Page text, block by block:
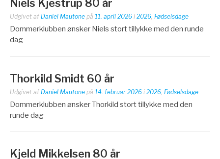
Niels Kjestrup 80 år
Udgivet af Daniel Mautone på 11. april 2026 i 2026, Fødselsdage
Dommerklubben ønsker Niels stort tillykke med den runde
dag
Thorkild Smidt 60 år
Udgivet af Daniel Mautone på 14. februar 2026 i 2026 Fødselsdage
Dommerklubben ønsker Thorkild stort tillykke med den
runde dag
Kjeld Mikkelsen 80 år